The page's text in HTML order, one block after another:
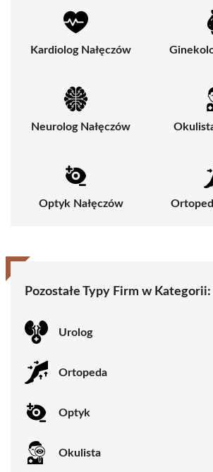
Kardiolog Nałęczów
Neurolog Nałęczów
Optyk Nałęczów
Pozostałe Typy Firm w
Urolog
Ortopeda
Optyk
Okulista